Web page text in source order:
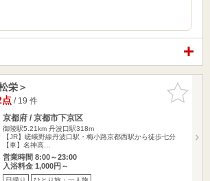
お気に入
りに追加
栄＞
点/ 19 件
京都府 / 京都市下京区
御陵駅5.21km 丹波口駅318m
【JR】嵯峨野線丹波口駅・梅小路京都西駅から徒歩七分
【車】名神高…
営業時間 8:00～23:00
入浴料金 1,000円～